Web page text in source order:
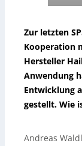
Zur letzten
Kooperation
Hersteller
Anwendung
Entwicklung
gestellt. Wie
Andreas